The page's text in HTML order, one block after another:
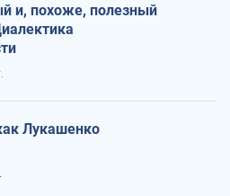
и, похоже, полезный
Лукашенко